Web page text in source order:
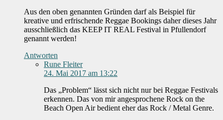
Aus den oben genannten Gründen darf als Beispiel für
kreative und erfrischende Reggae Bookings daher dieses Jahr
ausschließlich das KEEP IT REAL Festival in Pfullendorf
genannt werden!
Antworten
Rune Fleiter
24. Mai 2017 am 13:22
Das „Problem“ lässt sich nicht nur bei Reggae Festivals
erkennen. Das von mir angesprochene Rock on the
Beach Open Air bedient eher das Rock / Metal Genre.